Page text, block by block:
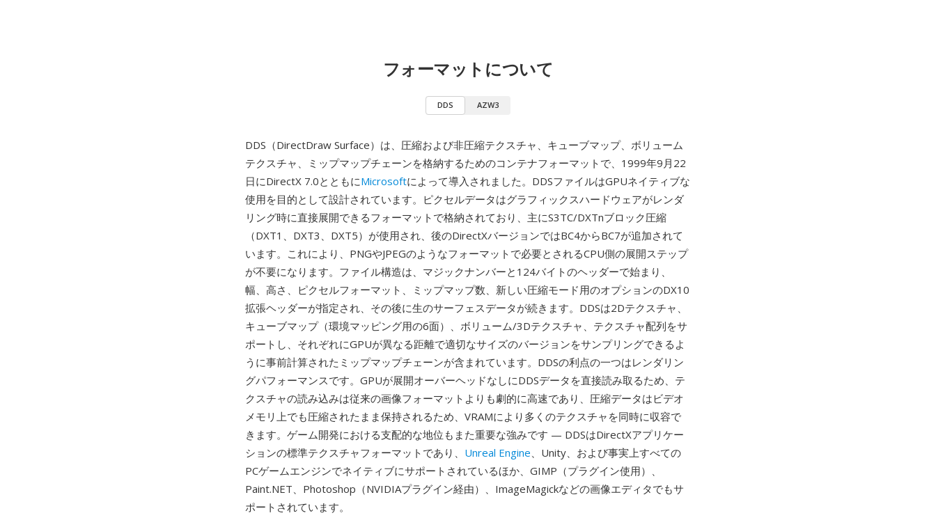
フォーマットについて
DDS AZW3
DDS（DirectDraw Surface）は、圧縮および非圧縮テクスチャ、キューブマップ、ボリューム
テクスチャ、ミップマップチェーンを格納するためのコンテナフォーマットで、1999年9月22
日にDirectX 7.0とともにMicrosoftによって導入されました。DDSファイルはGPUネイティブな
使用を目的として設計されています。ピクセルデータはグラフィックスハードウェアがレンダ
リング時に直接展開できるフォーマットで格納されており、主にS3TC/DXTnブロック圧縮
（DXT1、DXT3、DXT5）が使用され、後のDirectXバージョンではBC4からBC7が追加されて
います。これにより、PNGやJPEGのようなフォーマットで必要とされるCPU側の展開ステップ
が不要になります。ファイル構造は、マジックナンバーと124バイトのヘッダーで始まり、
幅、高さ、ピクセルフォーマット、ミップマップ数、新しい圧縮モード用のオプションのDX10
拡張ヘッダーが指定され、その後に生のサーフェスデータが続きます。DDSは2Dテクスチャ、
キューブマップ（環境マッピング用の6面）、ボリューム/3Dテクスチャ、テクスチャ配列をサ
ポートし、それぞれにGPUが異なる距離で適切なサイズのバージョンをサンプリングできるよ
うに事前計算されたミップマップチェーンが含まれています。DDSの利点の一つはレンダリン
グパフォーマンスです。GPUが展開オーバーヘッドなしにDDSデータを直接読み取るため、テ
クスチャの読み込みは従来の画像フォーマットよりも劇的に高速であり、圧縮データはビデオ
メモリ上でも圧縮されたまま保持されるため、VRAMにより多くのテクスチャを同時に収容で
きます。ゲーム開発における支配的な地位もまた重要な強みです — DDSはDirectXアプリケー
ションの標準テクスチャフォーマットであり、 Unreal Engine、Unity、および事実上すべての
PCゲームエンジンでネイティブにサポートされているほか、GIMP（プラグイン使用）、
Paint.NET、Photoshop（NVIDIAプラグイン経由）、ImageMagickなどの画像エディタでもサ
ポートされています。